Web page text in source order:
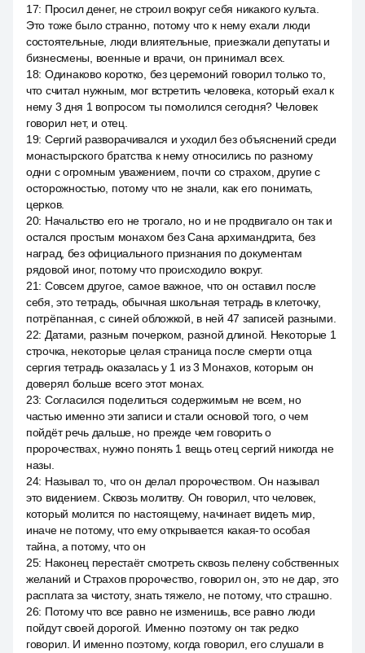
17: Просил денег, не строил вокруг себя никакого культа.
Это тоже было странно, потому что к нему ехали люди
состоятельные, люди влиятельные, приезжали депутаты и
бизнесмены, военные и врачи, он принимал всех.
18: Одинаково коротко, без церемоний говорил только то,
что считал нужным, мог встретить человека, который ехал к
нему 3 дня 1 вопросом ты помолился сегодня? Человек
говорил нет, и отец.
19: Сергий разворачивался и уходил без объяснений среди
монастырского братства к нему относились по разному
одни с огромным уважением, почти со страхом, другие с
осторожностью, потому что не знали, как его понимать,
церков.
20: Начальство его не трогало, но и не продвигало он так и
остался простым монахом без Сана архимандрита, без
наград, без официального признания по документам
рядовой иног, потому что происходило вокруг.
21: Совсем другое, самое важное, что он оставил после
себя, это тетрадь, обычная школьная тетрадь в клеточку,
потрёпанная, с синей обложкой, в ней 47 записей разными.
22: Датами, разным почерком, разной длиной. Некоторые 1
строчка, некоторые целая страница после смерти отца
сергия тетрадь оказалась у 1 из 3 Монахов, которым он
доверял больше всего этот монах.
23: Согласился поделиться содержимым не всем, но
частью именно эти записи и стали основой того, о чем
пойдёт речь дальше, но прежде чем говорить о
пророчествах, нужно понять 1 вещь отец сергий никогда не
назы.
24: Называл то, что он делал пророчеством. Он называл
это видением. Сквозь молитву. Он говорил, что человек,
который молится по настоящему, начинает видеть мир,
иначе не потому, что ему открывается какая-то особая
тайна, а потому, что он
25: Наконец перестаёт смотреть сквозь пелену собственных
желаний и Страхов пророчество, говорил он, это не дар, это
расплата за чистоту, знать тяжело, не потому, что страшно.
26: Потому что все равно не изменишь, все равно люди
пойдут своей дорогой. Именно поэтому он так редко
говорил. И именно поэтому, когда говорил, его слушали в